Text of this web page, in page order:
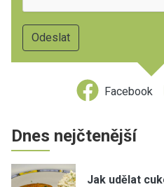
Facebook
Dnes nejčtenější
Jak udělat